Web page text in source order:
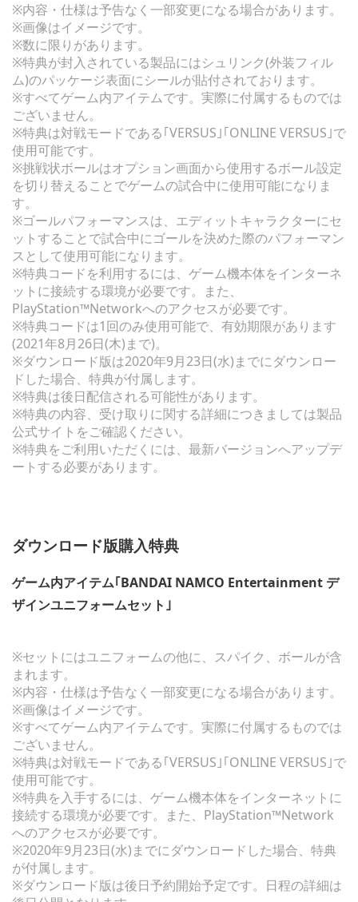
※内容・仕様は予告なく一部変更になる場合があります。
※画像はイメージです。
※数に限りがあります。
※特典が封入されている製品にはシュリンク(外装フィル
ム)のパッケージ表面にシールが貼付されております。
※すべてゲーム内アイテムです。実際に付属するものでは
ございません。
※特典は対戦モードである｢VERSUS｣｢ONLINE VERSUS｣で
使用可能です。
※挑戦状ボールはオプション画面から使用するボール設定
を切り替えることでゲームの試合中に使用可能になりま
す。
※ゴールパフォーマンスは、エディットキャラクターにセ
ットすることで試合中にゴールを決めた際のパフォーマン
スとして使用可能になります。
※特典コードを利用するには、ゲーム機本体をインターネ
ットに接続する環境が必要です。また、
PlayStation™Networkへのアクセスが必要です。
※特典コードは1回のみ使用可能で、有効期限があります
(2021年8月26日(木)まで)。
※ダウンロード版は2020年9月23日(水)までにダウンロー
ドした場合、特典が付属します。
※特典は後日配信される可能性があります。
※特典の内容、受け取りに関する詳細につきましては製品
公式サイトをご確認ください。
※特典をご利用いただくには、最新バージョンへアップデ
ートする必要があります。
ダウンロード版購入特典
ゲーム内アイテム｢BANDAI NAMCO Entertainment デ
ザインユニフォームセット｣
※セットにはユニフォームの他に、スパイク、ボールが含
まれます。
※内容・仕様は予告なく一部変更になる場合があります。
※画像はイメージです。
※すべてゲーム内アイテムです。実際に付属するものでは
ございません。
※特典は対戦モードである｢VERSUS｣｢ONLINE VERSUS｣で
使用可能です。
※特典を入手するには、ゲーム機本体をインターネットに
接続する環境が必要です。また、PlayStation™Network
へのアクセスが必要です。
※2020年9月23日(水)までにダウンロードした場合、特典
が付属します。
※ダウンロード版は後日予約開始予定です。日程の詳細は